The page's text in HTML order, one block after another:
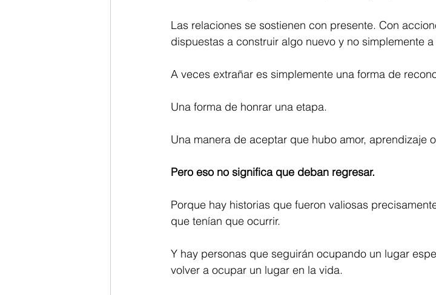
Las relaciones se sostienen con presente. Con
dispuestas a construir algo nuevo y no simplemente
A veces extrañar es simplemente una forma de
Una forma de honrar una etapa.
Una manera de aceptar que hubo amor, aprendizaje
Pero eso no significa que deban regresar.
Porque hay historias que fueron valiosas
que tenían que ocurrir.
Y hay personas que seguirán ocupando un lugar
volver a ocupar un lugar en la vida.